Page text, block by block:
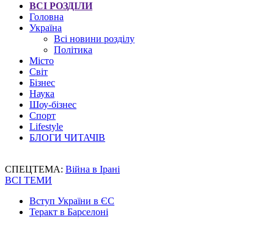
ВСІ РОЗДІЛИ
Головна
Україна
Всі новини розділу
Політика
Місто
Світ
Бізнес
Наука
Шоу-бізнес
Спорт
Lifestyle
БЛОГИ ЧИТАЧІВ
СПЕЦТЕМА: Війна в Ірані
ВСІ ТЕМИ
Вступ України в ЄС
Теракт в Барселоні